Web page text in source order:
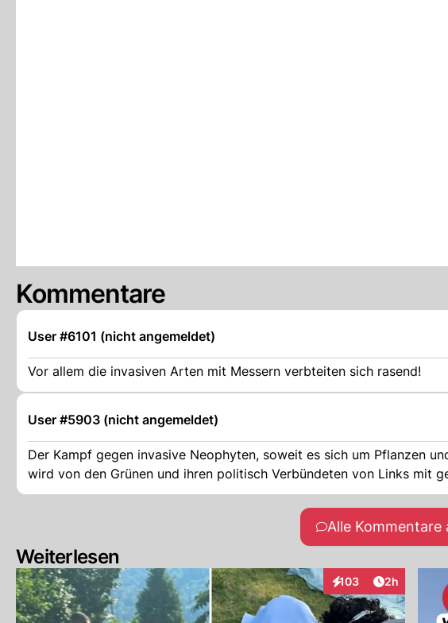
Kommentare
User #6101 (nicht angemeldet)
Vor allem die invasiven Arten mit Messern verbteiten sich rasend!
User #5903 (nicht angemeldet)
Der Kampf gegen invasive Neophyten, soweit es sich um Pflanzen
wird von
Alle Kommentare
Weiterlesen
103
InteraktionenArtikel
2h